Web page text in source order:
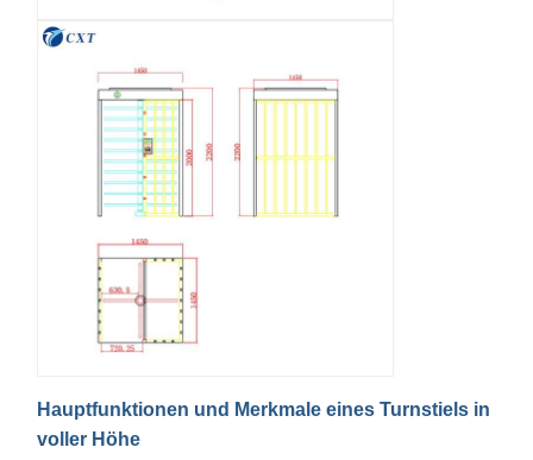
Volles Höhendrehkreuz
Geschwindigkeits-Tor
Klappensperrentor
Glasschiebe-Schraubdrehscheibe
Tropfen-Arm-Drehkreuz
Teile für Türschrauben
Zugriffskontrolle für Fußgängertor
Hauptfunktionen und Merkmale eines Turnstiels in
voller Höhe